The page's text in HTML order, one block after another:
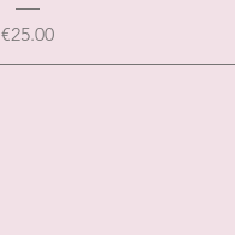
Price
€25.00